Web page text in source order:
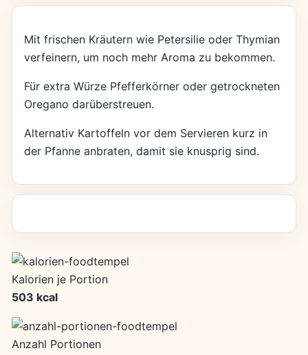
Mit frischen Kräutern wie Petersilie oder Thymian
verfeinern, um noch mehr Aroma zu bekommen.
Für extra Würze Pfefferkörner oder getrockneten
Oregano darüberstreuen.
Alternativ Kartoffeln vor dem Servieren kurz in
der Pfanne anbraten, damit sie knusprig sind.
Kalorien je Portion
503 kcal
Anzahl Portionen